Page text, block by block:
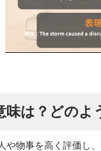
味は？どのよ
や物事を高く評価し